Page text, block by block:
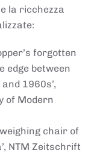
la ricchezza
forgotten
edge between
1960s’,
of Modern
weighing chair of
NTM Zeitschrift